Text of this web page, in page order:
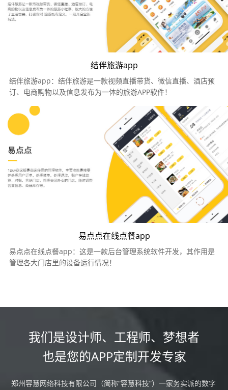
结伴旅游app
结伴旅游app：结伴旅游是一款视频直播带货、微信直播、酒店预
订、电商购物以及信息发布为一体的旅游APP软件！
易点点在线点餐app
易点点在线点餐app：这是一款后台管理系统软件开发，其作用是
管理各大门店里的设备运行情况！
我们是设计师、工程师、梦想者
也是您的APP定制开发专家
郑州容慧网络科技有限公司（简称“容慧科技”）一家务实派的数字